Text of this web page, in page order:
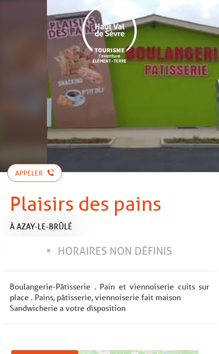
APPELER
Plaisirs des pains
À AZAY-LE-BRÛLÉ
HORAIRES NON DÉFINIS
Boulangerie-Pâtisserie . Pain et viennoiserie cuits sur
place . Pains, pâtisserie, viennoiserie fait maison
Sandwicherie a votre disposition